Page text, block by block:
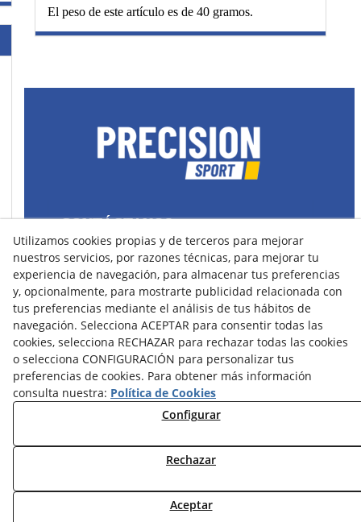
El peso de este artículo es de 40 gramos.
CONTÁCTANOS
43400 Montblanc (Tarragona) España
spain@precisionsport.eu
Aviso Legal Política de Cookies
Política de Privacidad
Condiciones de Compra
Condiciones de Uso y Acceso
© 08/2026 Precision Sport - Todos los derechos reservados.
Utilizamos cookies propias y de terceros para mejorar
nuestros servicios, por razones técnicas, para mejorar tu
experiencia de navegación, para almacenar tus preferencias
y, opcionalmente, para mostrarte publicidad relacionada con
tus preferencias mediante el análisis de tus hábitos de
navegación. Selecciona ACEPTAR para consentir todas las
cookies, selecciona RECHAZAR para rechazar todas las cookies
o selecciona CONFIGURACIÓN para personalizar tus
preferencias de cookies. Para obtener más información
consulta nuestra: Política de Cookies
Configurar
Rechazar
Aceptar